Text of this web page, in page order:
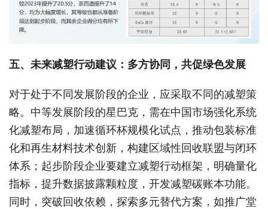
五、未来减塑行动建议：多方协同，共促绿色发展
对于处于不同发展阶段的企业，应采取不同的减塑策
略。中等发展阶段的星巴克，需在中国市场强化系统
化减塑布局，加速循环杯规模化试点，推动包装标准
化和再生材料技术创新，构建区域性回收联盟与闭环
体系；起步阶段企业要建立减塑行动框架，明确量化
指标，提升数据披露颗粒度，开发减塑碳账本功能。
同时，突破回收依赖，探索多元替代方案，如推广堂